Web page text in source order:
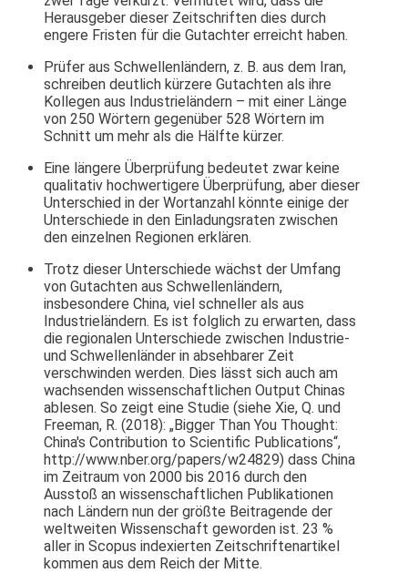
Herausgeber dieser Zeitschriften dies durch
engere Fristen für die Gutachter erreicht haben.
Prüfer aus Schwellenländern, z. B. aus dem Iran,
schreiben deutlich kürzere Gutachten als ihre
Kollegen aus Industrieländern – mit einer Länge
von 250 Wörtern gegenüber 528 Wörtern im
Schnitt um mehr als die Hälfte kürzer.
Eine längere Überprüfung bedeutet zwar keine
qualitativ hochwertigere Überprüfung, aber dieser
Unterschied in der Wortanzahl könnte einige der
Unterschiede in den Einladungsraten zwischen
den einzelnen Regionen erklären.
Trotz dieser Unterschiede wächst der Umfang
von Gutachten aus Schwellenländern,
insbesondere China, viel schneller als aus
Industrieländern. Es ist folglich zu erwarten, dass
die regionalen Unterschiede zwischen Industrie-
und Schwellenländer in absehbarer Zeit
verschwinden werden. Dies lässt sich auch am
wachsenden wissenschaftlichen Output Chinas
ablesen. So zeigt eine Studie (siehe Xie, Q. und
Freeman, R. (2018): „Bigger Than You Thought:
China's Contribution to Scientific Publications“,
http://www.nber.org/papers/w24829) dass China
im Zeitraum von 2000 bis 2016 durch den
Ausstoß an wissenschaftlichen Publikationen
nach Ländern nun der größte Beitragende der
weltweiten Wissenschaft geworden ist. 23 %
aller in Scopus indexierten Zeitschriftenartikel
kommen aus dem Reich der Mitte.